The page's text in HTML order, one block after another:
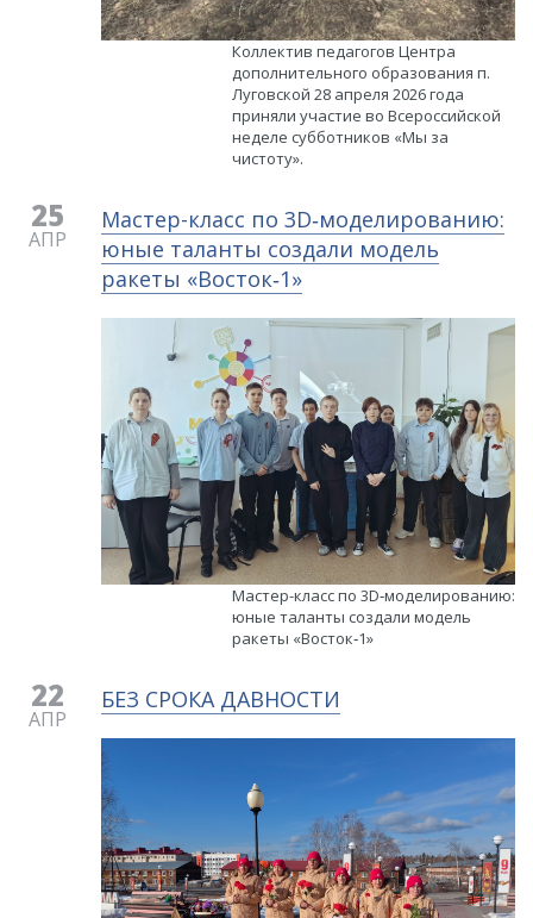
​Коллектив педагогов Центра
дополнительного образования п.
Луговской 28 апреля 2026 года
приняли участие во Всероссийской
неделе субботников «Мы за
чистоту».
25
АПР
​Мастер-класс по 3D‑моделированию:
юные таланты создали модель
ракеты «Восток‑1»
​Мастер-класс по 3D‑моделированию:
юные таланты создали модель
ракеты «Восток‑1»
22
АПР
БЕЗ СРОКА ДАВНОСТИ